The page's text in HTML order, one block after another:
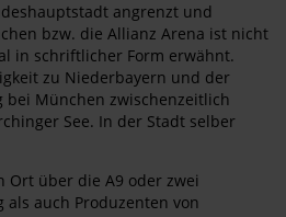
angrenzt und
bzw. die Allianz Arena ist nicht
in schriftlicher Form erwähnt.
zu Niederbayern und der
bei München zwischenzeitlich
See. In der Stadt selber
über die A9 oder zwei
auch Produzenten von